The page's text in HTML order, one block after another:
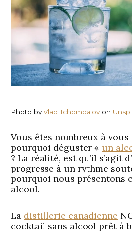
Photo byVlad Tchompalov on
Vous êtes nombreux à vous
pourquoi déguster «un
? La réalité, est qu’il s’agit
progresse à un rythme
pourquoi nous présentons
alcool.
La distillerie canadienne
cocktail sans alcool prêt à